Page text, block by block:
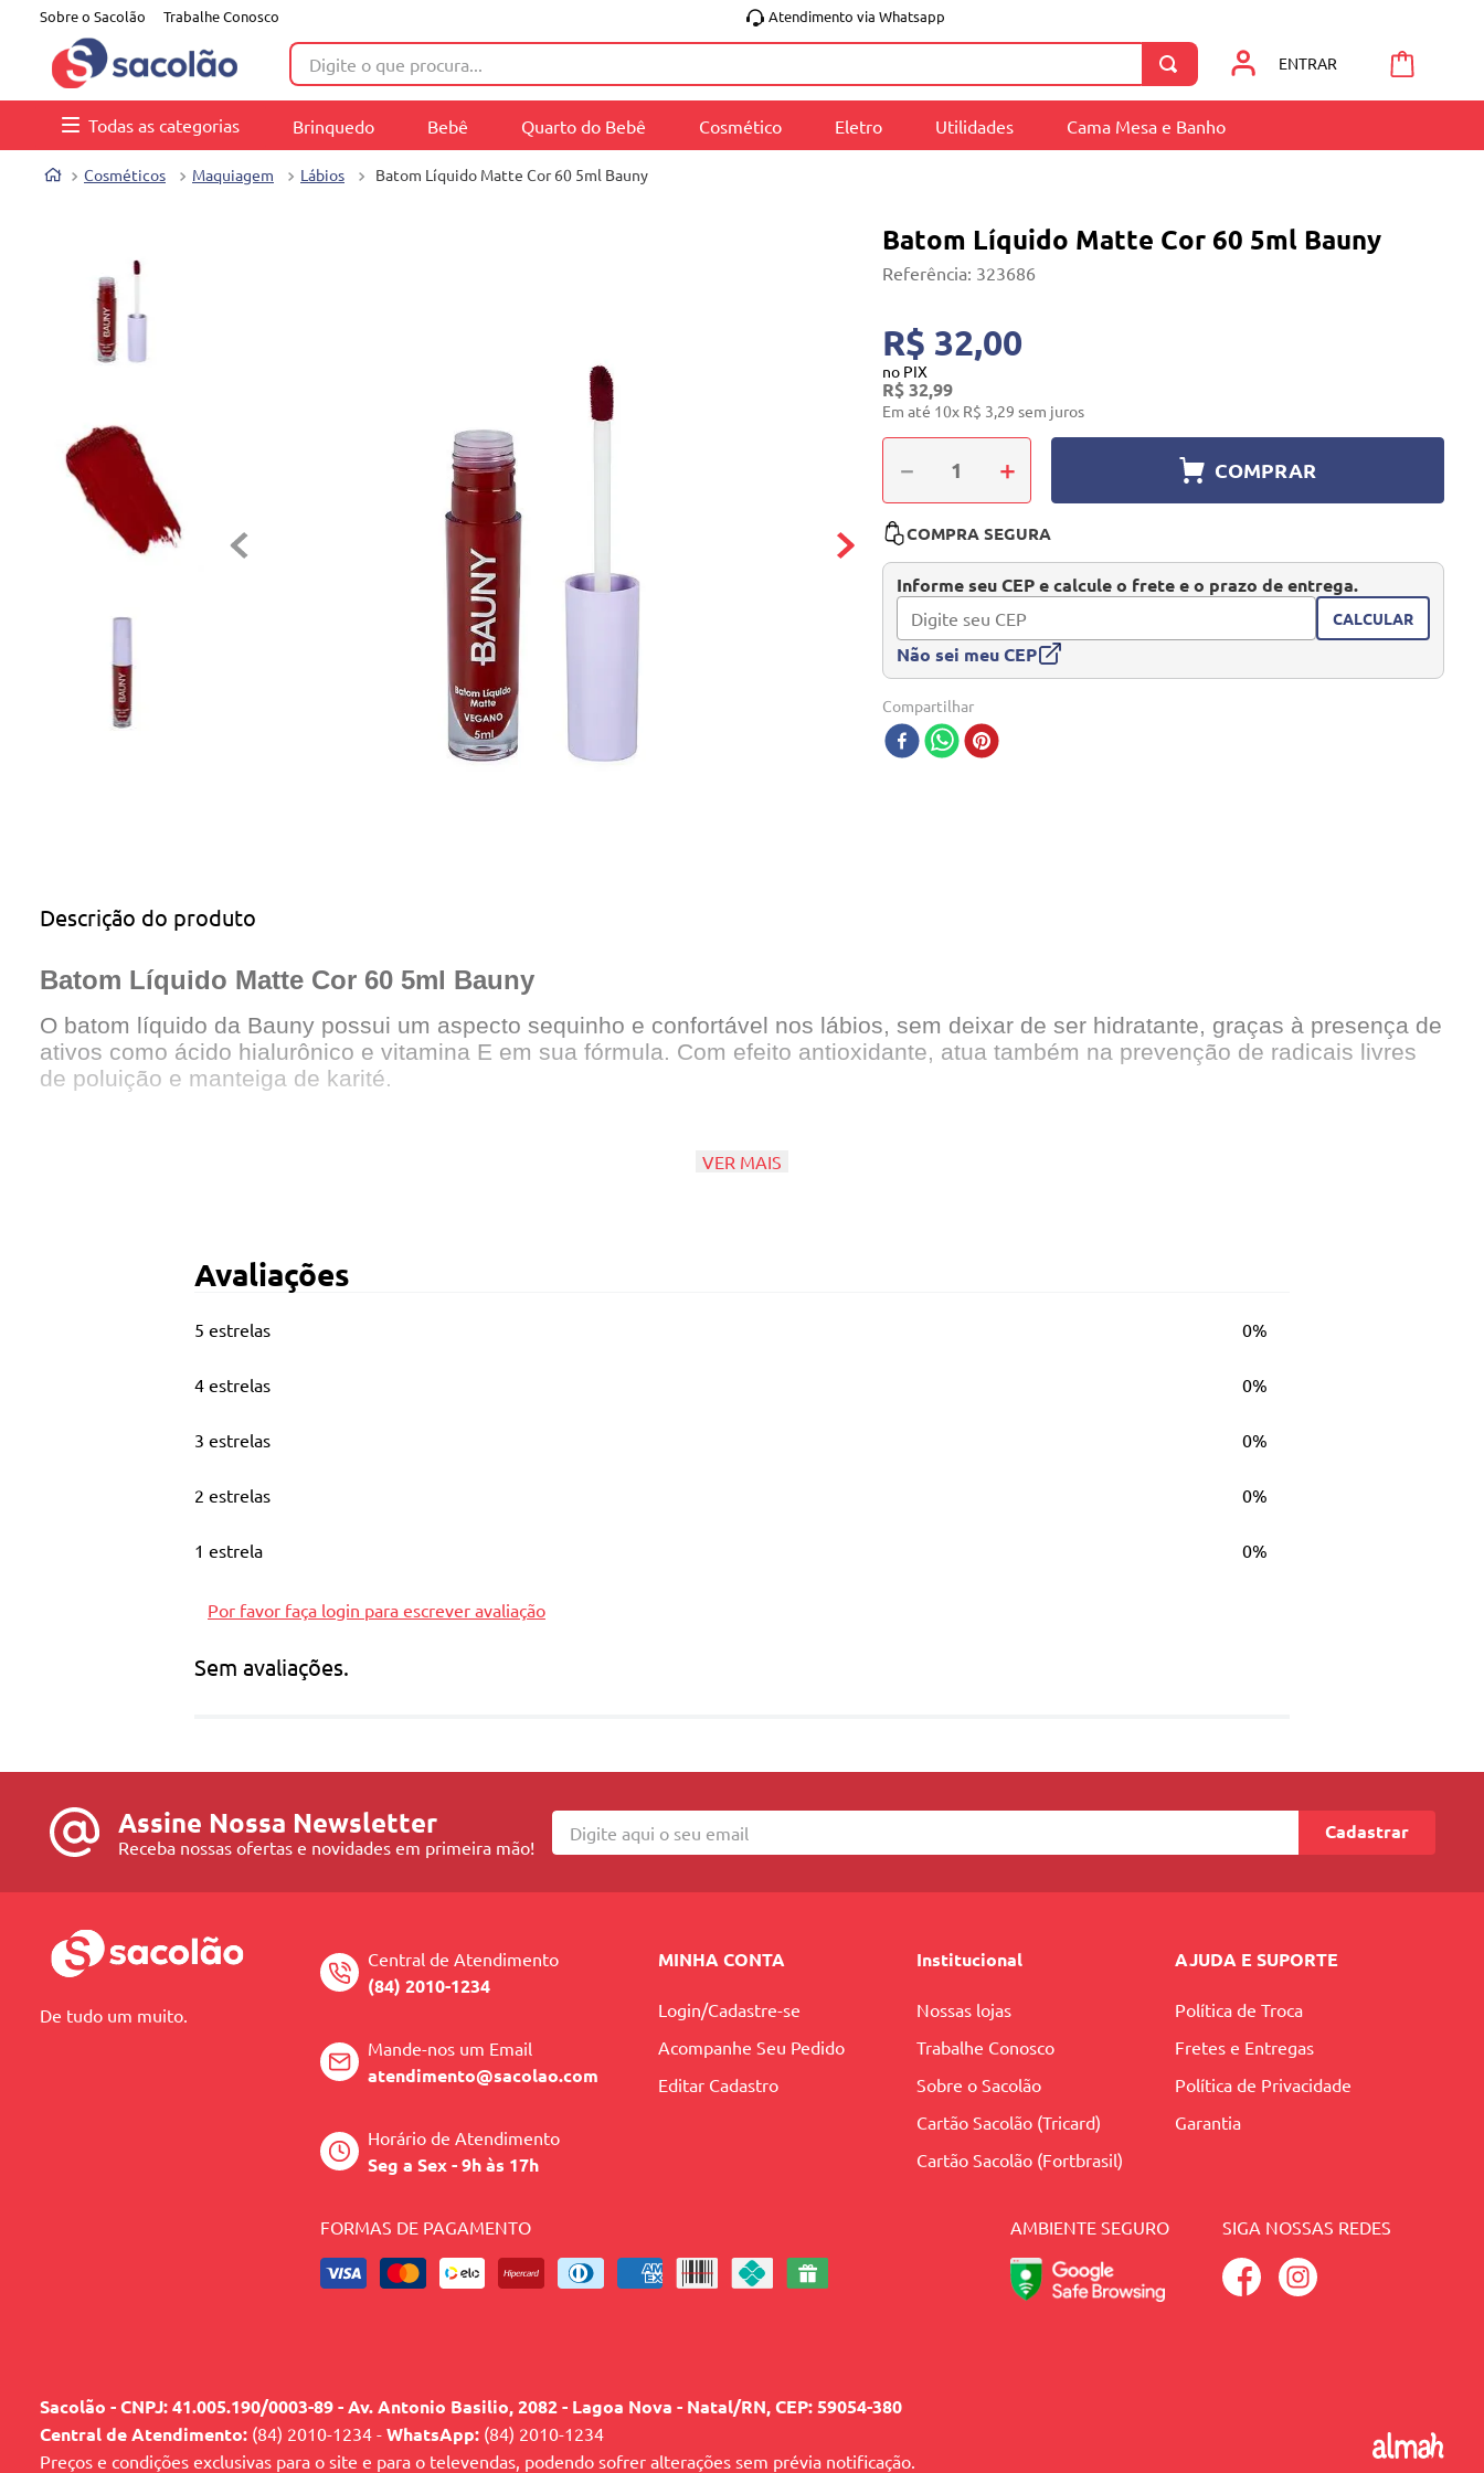
Sobre o Sacolão Trabalhe Conosco Atendimento via Whatsapp
Digite o que procura...
ENTRAR
Todas as categorias Brinquedo Bebê Quarto do Bebê Cosmético Eletro Utilidades Cama Mesa e Banho
Cosméticos Maquiagem Lábios Batom Líquido Matte Cor 60 5ml Bauny
Batom Líquido Matte Cor 60 5ml Bauny
Referência: 323686
R$ 32,00
no PIX
R$32,99
Em até 10x R$ 3,29 sem juros
＋
－ COMPRAR
COMPRA SEGURA
Informe seu CEP e calcule o frete e o prazo de entrega.
CALCULAR
Não sei meu CEP
Compartilhar
Descrição do produto
Batom Líquido Matte Cor 60 5ml Bauny
O batom líquido da Bauny possui um aspecto sequinho e confortável nos lábios, sem deixar de ser hidratante, graças à presença de
ativos como ácido hialurônico e vitamina E em sua fórmula. Com efeito antioxidante, atua também na prevenção de radicais livres
de poluição e manteiga de karité.
Cor de número 60.
Produto vegano.
VER MAIS
Avaliações
5 estrelas 0%
4 estrelas 0%
3 estrelas 0%
2 estrelas 0%
1 estrela 0%
Por favor faça login para escrever avaliação
Sem avaliações.
Assine Nossa Newsletter
Receba nossas ofertas e novidades em primeira mão!
Cadastrar
De tudo um muito.
Central de Atendimento
(84) 2010-1234
Mande-nos um Email
atendimento@sacolao.com
Horário de Atendimento
Seg a Sex - 9h às 17h
MINHA CONTA
Login/Cadastre-se
Acompanhe Seu Pedido
Editar Cadastro
Institucional
Nossas lojas
Trabalhe Conosco
Sobre o Sacolão
Cartão Sacolão (Tricard)
Cartão Sacolão (Fortbrasil)
AJUDA E SUPORTE
Política de Troca
Fretes e Entregas
Política de Privacidade
Garantia
FORMAS DE PAGAMENTO AMBIENTE SEGURO SIGA NOSSAS REDES
Sacolão - CNPJ: 41.005.190/0003-89 - Av. Antonio Basilio, 2082 - Lagoa Nova - Natal/RN, CEP: 59054-380
Central de Atendimento: (84) 2010-1234 - WhatsApp: (84) 2010-1234
Preços e condições exclusivas para o site e para o televendas, podendo sofrer alterações sem prévia notificação.